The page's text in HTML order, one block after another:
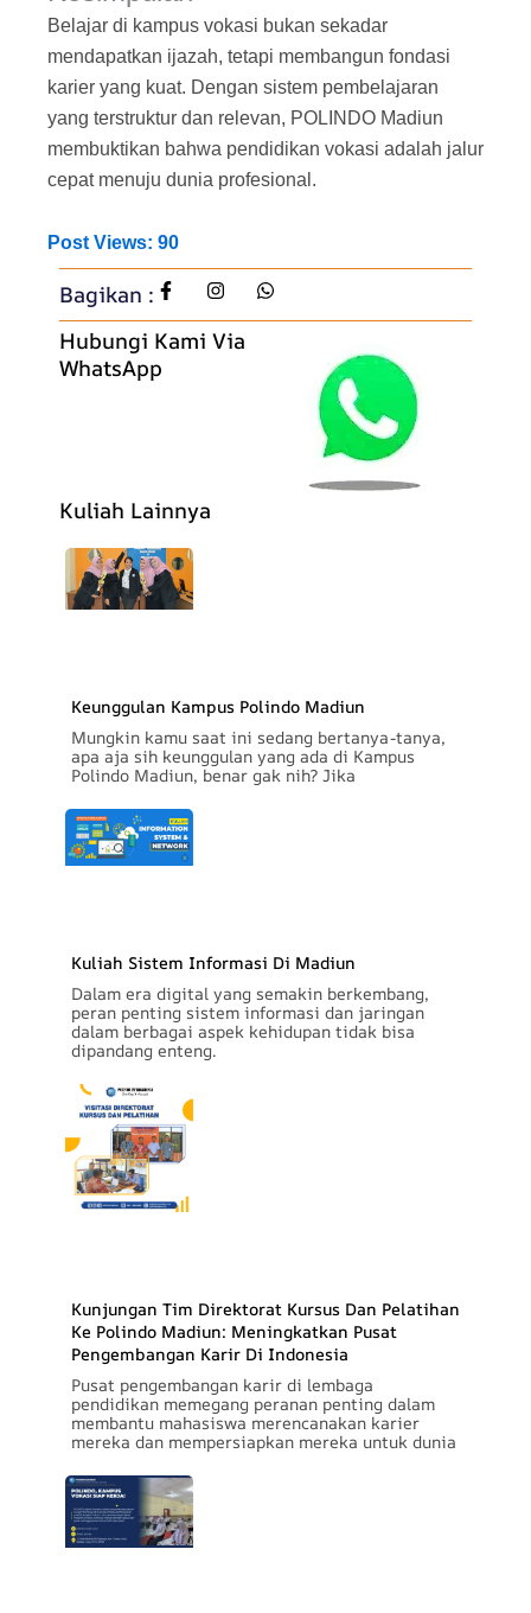
Belajar di kampus vokasi bukan sekadar
mendapatkan ijazah, tetapi membangun fondasi
karier yang kuat. Dengan sistem pembelajaran
yang terstruktur dan relevan, POLINDO Madiun
membuktikan bahwa pendidikan vokasi adalah jalur
cepat menuju dunia profesional.
Post Views: 90
Bagikan :
Hubungi Kami Via
WhatsApp
Kuliah Lainnya
Keunggulan Kampus Polindo Madiun
Mungkin kamu saat ini sedang bertanya-tanya,
apa aja sih keunggulan yang ada di Kampus
Polindo Madiun, benar gak nih? Jika
Kuliah Sistem Informasi Di Madiun
Dalam era digital yang semakin berkembang,
peran penting sistem informasi dan jaringan
dalam berbagai aspek kehidupan tidak bisa
dipandang enteng.
Kunjungan Tim Direktorat Kursus Dan Pelatihan
Ke Polindo Madiun: Meningkatkan Pusat
Pengembangan Karir Di Indonesia
Pusat pengembangan karir di lembaga
pendidikan memegang peranan penting dalam
membantu mahasiswa merencanakan karier
mereka dan mempersiapkan mereka untuk dunia